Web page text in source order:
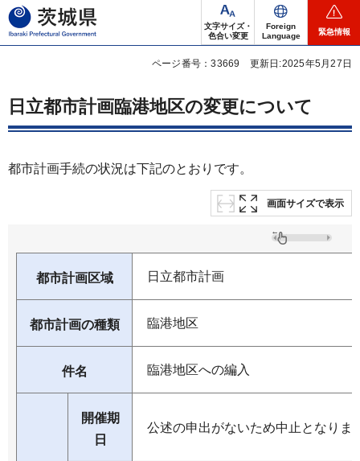
茨城県
文字サイズ・
色合い変更
Foreign
Language
緊急情報
ページ番号：33669 更新日:2025年5月27日
日立都市計画臨港地区の変更について
都市計画手続の状況は下記のとおりです。
画面サイズで表示
都市計画区域 日立都市計画
都市計画の種類 臨港地区
件名 臨港地区への編入
開催期
日
公述の申出がないため中止となりま